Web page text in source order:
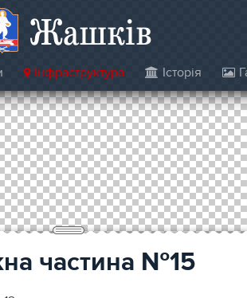
Жашків
Інфраструктура Історія
частина №15